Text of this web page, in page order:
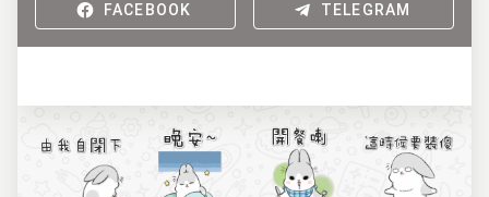
FACEBOOK TELEGRAM